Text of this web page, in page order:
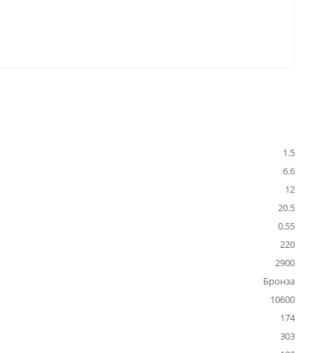
1.5
6.6
12
20.5
0.55
220
2900
Бронза
10600
174
303